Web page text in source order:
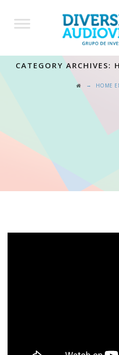
CATEGORY ARCHIVES:
→ HOME